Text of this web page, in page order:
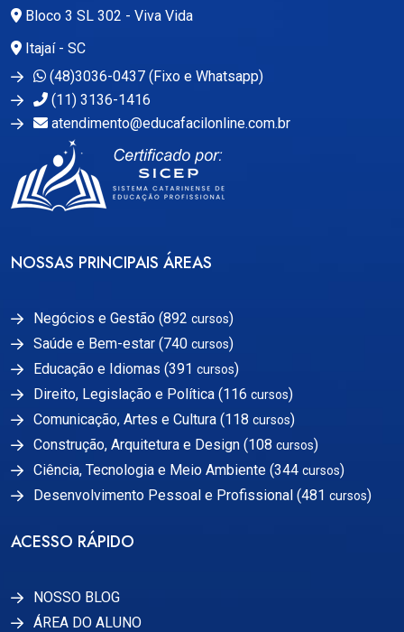
Bloco 3 SL 302 - Viva Vida
Itajaí - SC
(48)3036-0437 (Fixo e Whatsapp)
(11) 3136-1416
atendimento@educafacilonline.com.br
NOSSAS PRINCIPAIS ÁREAS
Negócios e Gestão (892 cursos)
Saúde e Bem-estar (740 cursos)
Educação e Idiomas (391 cursos)
Direito, Legislação e Política (116 cursos)
Comunicação, Artes e Cultura (118 cursos)
Construção, Arquitetura e Design (108 cursos)
Ciência, Tecnologia e Meio Ambiente (344 cursos)
Desenvolvimento Pessoal e Profissional (481 cursos)
ACESSO RÁPIDO
NOSSO BLOG
ÁREA DO ALUNO